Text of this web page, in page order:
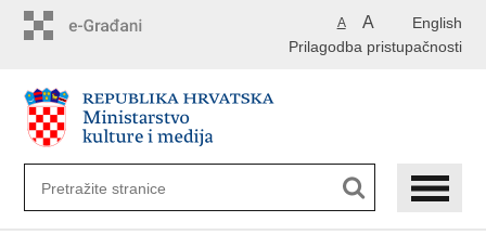
English
A A
Prilagodba pristupačnosti